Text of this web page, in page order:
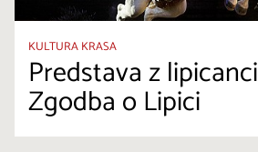
KULTURA KRASA
Predstava z lipicanci
Zgodba o Lipici